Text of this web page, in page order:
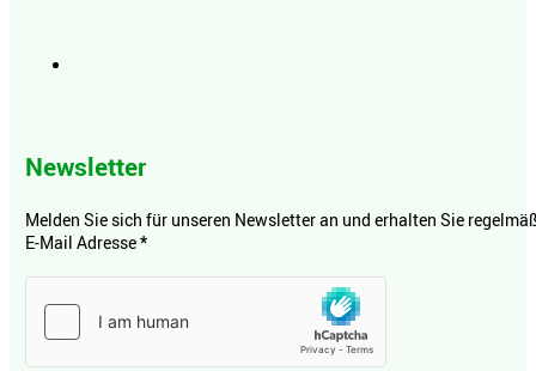
Newsletter
Melden Sie sich für unseren Newsletter an und erhalten Sie
E-Mail Adresse*